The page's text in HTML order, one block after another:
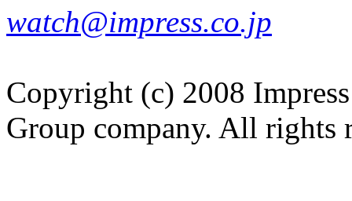
watch@impress.co.jp
Copyright (c) 2008
Group company. All rights